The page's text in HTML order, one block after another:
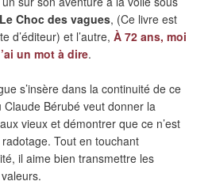
Le Choc des vagues, (Ce livre est
d’éditeur) et l’autre, À 72 ans, moi
un mot à dire.
s’insère dans la continuité de ce
Claude Bérubé veut donner la
vieux et démontrer que ce n’est
Tout en touchant
il aime bien transmettre les